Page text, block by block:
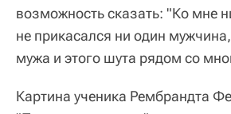
возможность сказать: "Ко мне
не прикасался ни один
мужа и этого шута рядом со
Картина ученика Рембрандта